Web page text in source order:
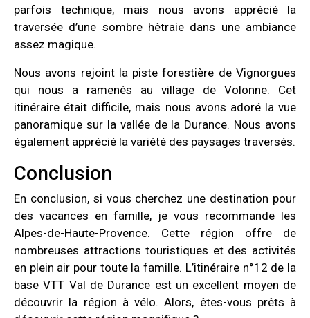
parfois technique, mais nous avons apprécié la
traversée d’une sombre hêtraie dans une ambiance
assez magique.
Nous avons rejoint la piste forestière de Vignorgues
qui nous a ramenés au village de Volonne. Cet
itinéraire était difficile, mais nous avons adoré la vue
panoramique sur la vallée de la Durance. Nous avons
également apprécié la variété des paysages traversés.
Conclusion
En conclusion, si vous cherchez une destination pour
des vacances en famille, je vous recommande les
Alpes-de-Haute-Provence. Cette région offre de
nombreuses attractions touristiques et des activités
en plein air pour toute la famille. L’itinéraire n°12 de la
base VTT Val de Durance est un excellent moyen de
découvrir la région à vélo. Alors, êtes-vous prêts à